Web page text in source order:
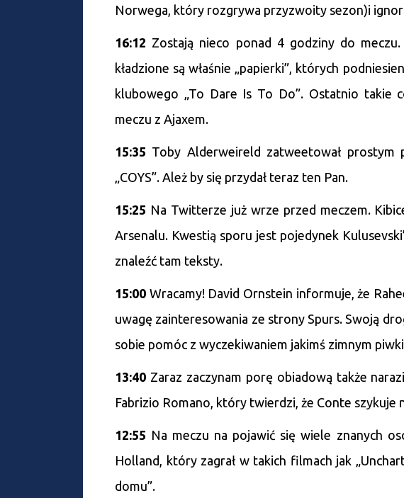
Norwega, który rozgrywa przyzwoity sezon)i
16:12 Zostają nieco ponad 4 godziny do
kładzione są właśnie „papierki”, których
klubowego „To Dare Is To Do”. Ostatnio takie
meczu z Ajaxem.
15:35 Toby Alderweireld zatweetował prostym
„COYS”. Ależ by się przydał teraz ten Pan.
15:25 Na Twitterze już wrze przed meczem.
Arsenalu. Kwestią sporu jest pojedynek
znaleźć tam teksty.
15:00 Wracamy! David Ornstein informuje, że
uwagę zainteresowania ze strony Spurs. Swoją
sobie pomóc z wyczekiwaniem jakimś zimnym
13:40 Zaraz zaczynam porę obiadową także
Fabrizio Romano, który twierdzi, że Conte szykuje
12:55 Na meczu na pojawić się wiele znanych
Holland, który zagrał w takich filmach jak
domu”.